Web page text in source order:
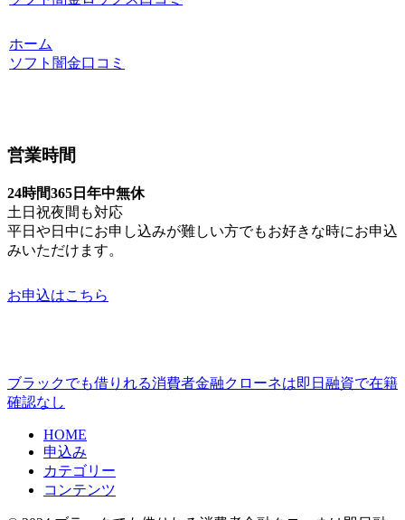
ホーム
ソフト闇金口コミ
営業時間
24時間365日年中無休
土日祝夜間も対応
平日や日中にお申し込みが難しい方でもお好きな時にお申込
みいただけます。
お申込はこちら
ブラックでも借りれる消費者金融クローネは即日融資で在籍
確認なし
HOME
申込み
カテゴリー
コンテンツ